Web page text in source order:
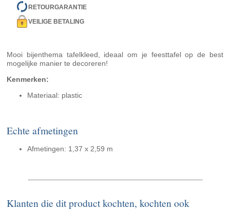
RETOURGARANTIE
VEILIGE BETALING
Mooi bijenthema tafelkleed, ideaal om je feesttafel op de best
mogelijke manier te decoreren!
Kenmerken:
Materiaal: plastic
Echte afmetingen
Afmetingen: 1,37 x 2,59 m
Klanten die dit product kochten, kochten ook